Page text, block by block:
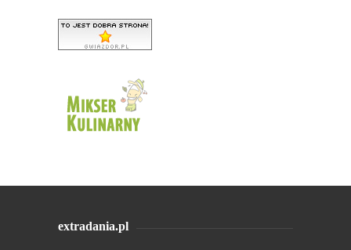
extradania.pl